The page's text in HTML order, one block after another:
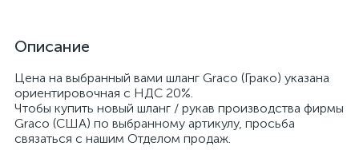
Описание
Цена на выбранный вами шланг Graco (Грако) указана
ориентировочная с НДС 20%.
Чтобы купить новый шланг / рукав производства фирмы
Graco (США) по выбранному артикулу, просьба
связаться с нашим Отделом продаж.